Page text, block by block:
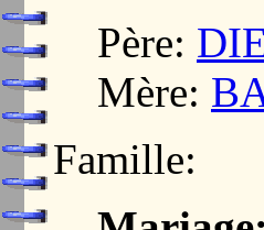
Père:
Mère:
Famille: